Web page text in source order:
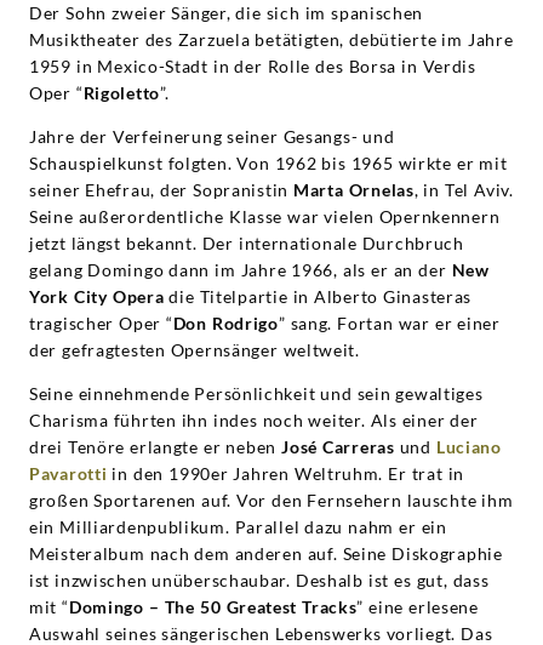
Der Sohn zweier Sänger, die sich im spanischen
Musiktheater des Zarzuela betätigten, debütierte im Jahre
1959 in Mexico-Stadt in der Rolle des Borsa in Verdis
Oper “Rigoletto”.
Jahre der Verfeinerung seiner Gesangs- und
Schauspielkunst folgten. Von 1962 bis 1965 wirkte er mit
seiner Ehefrau, der Sopranistin Marta Ornelas, in Tel Aviv.
Seine außerordentliche Klasse war vielen Opernkennern
jetzt längst bekannt. Der internationale Durchbruch
gelang Domingo dann im Jahre 1966, als er an der New
York City Opera die Titelpartie in Alberto Ginasteras
tragischer Oper “Don Rodrigo” sang. Fortan war er einer
der gefragtesten Opernsänger weltweit.
Seine einnehmende Persönlichkeit und sein gewaltiges
Charisma führten ihn indes noch weiter. Als einer der
drei Tenöre erlangte er nebenJosé Carreras und Luciano
Pavarotti in den 1990er Jahren Weltruhm. Er trat in
großen Sportarenen auf. Vor den Fernsehern lauschte ihm
ein Milliardenpublikum. Parallel dazu nahm er ein
Meisteralbum nach dem anderen auf. Seine Diskographie
ist inzwischen unüberschaubar. Deshalb ist es gut, dass
mit “Domingo – The 50 Greatest Tracks” eine erlesene
Auswahl seines sängerischen Lebenswerks vorliegt. Das